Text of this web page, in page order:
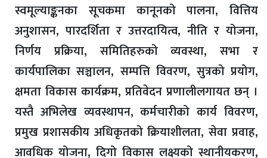
स्वमूल्याङ्कनका सूचकमा कानूनको पालना, वित्तिय
अनुशासन, पारदर्शिता र उत्तरदायित्व, नीति र योजना,
निर्णय प्रक्रिया, समितिहरुको व्यवस्था, सभा र
कार्यपालिका सञ्चालन, सम्पत्ति विवरण, सुत्रको प्रयोग,
क्षमता विकास कार्यक्रम, प्रतिवेदन प्रणालीलगायत छन् ।
यस्तै अभिलेख व्यवस्थापन, कर्मचारीको कार्य विवरण,
प्रमुख प्रशासकीय अधिकृतको क्रियाशीलता, सेवा प्रवाह,
आवधिक योजना, दिगो विकास लक्ष्यको स्थानीयकरण,